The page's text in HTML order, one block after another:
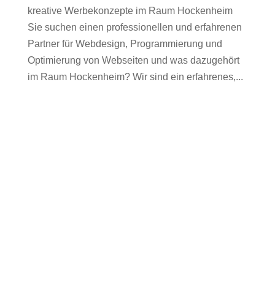
kreative Werbekonzepte im Raum Hockenheim
Sie suchen einen professionellen und erfahrenen
Partner für Webdesign, Programmierung und
Optimierung von Webseiten und was dazugehört
im Raum Hockenheim? Wir sind ein erfahrenes,...